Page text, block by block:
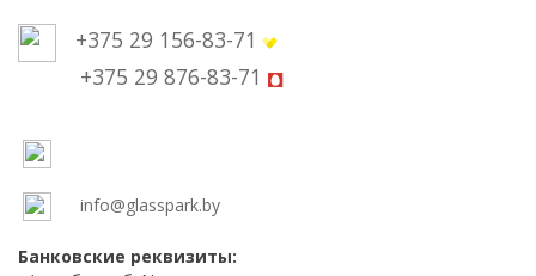
+375 29 156-83-71
+375 29 876-83-71
info@glasspark.by
Банковские реквизиты: